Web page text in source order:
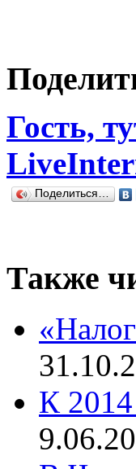
Гость,
Поделиться…
Также
К 2014